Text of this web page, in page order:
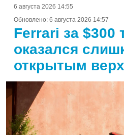
6 августа 2026 14:55
Обновлено: 6 августа 2026 14:57
Ferrari за $300
оказался
открытым